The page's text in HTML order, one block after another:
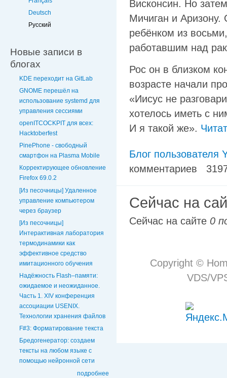
Deutsch
Русский
Новые записи в
блогах
KDE переходит на GitLab
GNOME перешёл на
использование systemd для
управления сессиями
openITCOCKPIT для всех:
Hacktoberfest
PinePhone - свободный
смартфон на Plasma Mobile
Корректирующее обновление
Firefox 69.0.2
[Из песочницы] Удаленное
управление компьютером
через браузер
[Из песочницы]
Интерактивная лаборатория
термодинамики как
эффективное средство
имитационного обучения
Надёжность Flash–памяти:
ожидаемое и неожиданное.
Часть 1. XIV конференция
ассоциации USENIX.
Технологии хранения файлов
F#3: Форматирование текста
Бредогенератор: создаем
тексты на любом языке с
помощью нейронной сети
подробнее
Висконсин. Но
Мичиган и
ребёнком из
работавшим над
Рос он в близком
возрасте начали
«Иисус не
хотелось иметь с
И я такой же».
Блог пользователя
комментариев
Сейчас на
Сейчас на сайте 0
Copyright ©
VDS/